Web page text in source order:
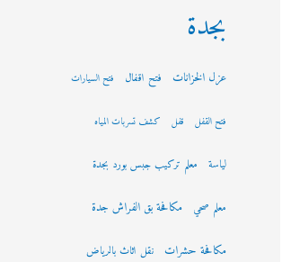
بجدة
عزل الخزانات فتح اقفال فتح السيارات
فتح القفل قفل كشف تسربات المياه
لياسة معلم تركيب جبس بورد بجدة
معلم صحي مكافحة بق الفراش جدة
مكافحة حشرات نقل اثاث بالرياض